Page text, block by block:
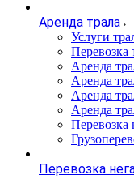
Аренда трала
Услуги
Перевозка
Аренда
Аренда
Аренда
Аренда
Перевозка
Перевозка